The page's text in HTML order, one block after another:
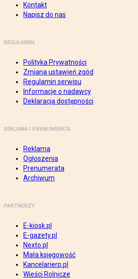
Kontakt
Napisz do nas
REGULAMIN
Polityka Prywatności
Zmiana ustawień zgód
Regulamin serwisu
Informacje o nadawcy
Deklaracja dostępności
REKLAMA I PRENUMERATA
Reklama
Ogłoszenia
Prenumerata
Archiwum
PARTNERZY
E-kiosk.pl
E-gazety.pl
Nexto.pl
Mała księgowość
Kancelarierp.pl
Wieści Rolnicze